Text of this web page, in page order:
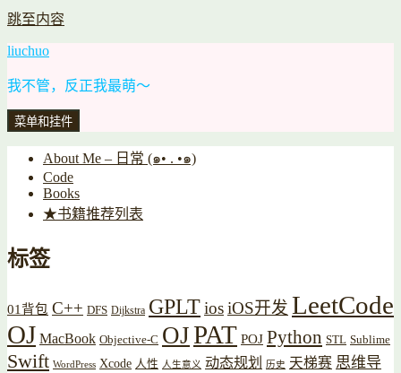
跳至内容
liuchuo
我不管，反正我最萌～
菜单和挂件
About Me – 日常 (๑• . •๑)
Code
Books
★书籍推荐列表
标签
01背包 C++ DFS Dijkstra GPLTiosiOS开发 LeetCode
OJ MacBook Objective-C OJPAT POJ Python STL Sublime
Swift WordPress Xcode 人性 人生意义 动态规划 历史 天梯赛 思维导